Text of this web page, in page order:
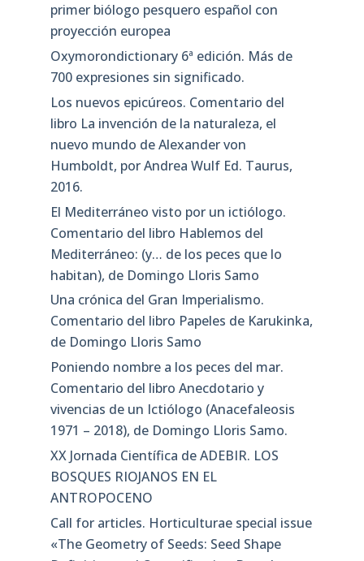
primer biólogo pesquero español con
proyección europea
Oxymorondictionary 6ª edición. Más de
700 expresiones sin significado.
Los nuevos epicúreos. Comentario del
libro La invención de la naturaleza, el
nuevo mundo de Alexander von
Humboldt, por Andrea Wulf Ed. Taurus,
2016.
El Mediterráneo visto por un ictiólogo.
Comentario del libro Hablemos del
Mediterráneo: (y… de los peces que lo
habitan), de Domingo Lloris Samo
Una crónica del Gran Imperialismo.
Comentario del libro Papeles de Karukinka,
de Domingo Lloris Samo
Poniendo nombre a los peces del mar.
Comentario del libro Anecdotario y
vivencias de un Ictiólogo (Anacefaleosis
1971 – 2018), de Domingo Lloris Samo.
XX Jornada Científica de ADEBIR. LOS
BOSQUES RIOJANOS EN EL
ANTROPOCENO
Call for articles. Horticulturae special issue
«The Geometry of Seeds: Seed Shape